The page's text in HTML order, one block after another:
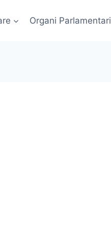
Organi Parlamentari